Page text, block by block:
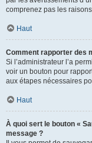
comprenez pas les
Haut
Comment rapporter des
Si l’administrateur l’a
voir un bouton pour
aux étapes nécessaires
Haut
À quoi sert le bouton «
message ?